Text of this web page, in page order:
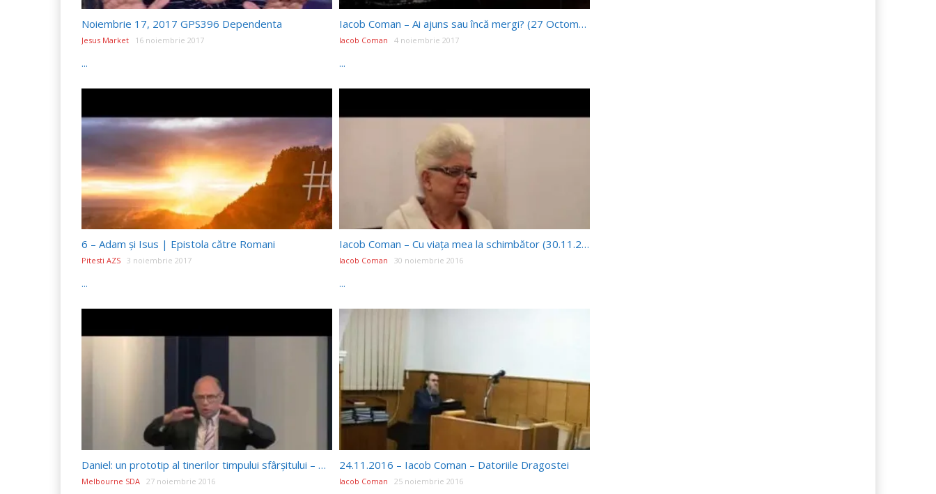
Noiembrie 17, 2017 GPS396 Dependenta
Jesus Market 16 noiembrie 2017
...
Iacob Coman – Ai ajuns sau încă mergi? (27 Octombrie 2017)
Iacob Coman 4 noiembrie 2017
...
6 – Adam şi Isus | Epistola către Romani
Pitesti AZS 3 noiembrie 2017
...
Iacob Coman – Cu viața mea la schimbător (30.11.2016)
Iacob Coman 30 noiembrie 2016
...
Daniel: un prototip al tinerilor timpului sfârșitului – Pr. Paul Boeru (26/11/16)
Melbourne SDA 27 noiembrie 2016
24.11.2016 – Iacob Coman – Datoriile Dragostei
Iacob Coman 25 noiembrie 2016